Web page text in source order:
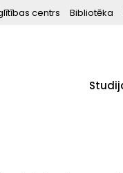
centrs Bibliotēka